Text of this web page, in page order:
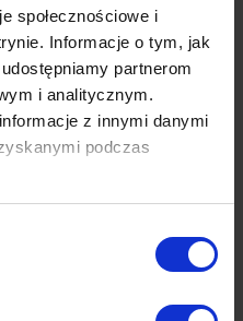
społecznościowe i
Informacje o tym, jak
partnerom
i analitycznym.
z innymi danymi
podczas
wielorodzinnym posiada
od 3 do 5 m. kw.
mieszkania z miejscem
konkretnie
jak to możliwe.